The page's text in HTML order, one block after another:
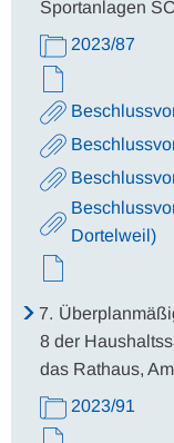
Sportanlagen
2023/87
Dortelweil)
7.
8 der
das Rathaus,
2023/91